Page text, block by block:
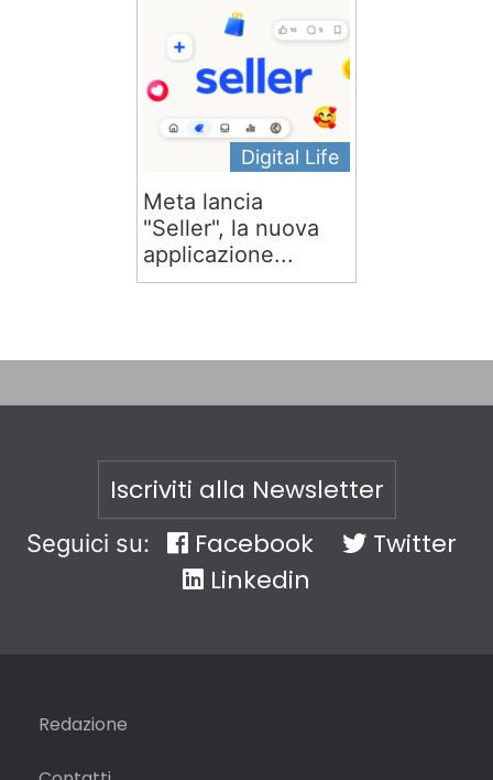
Digital Life
Meta lancia
"Seller", la nuova
applicazione...
Iscriviti alla Newsletter
Seguici su: Facebook
Twitter
Linkedin
Redazione